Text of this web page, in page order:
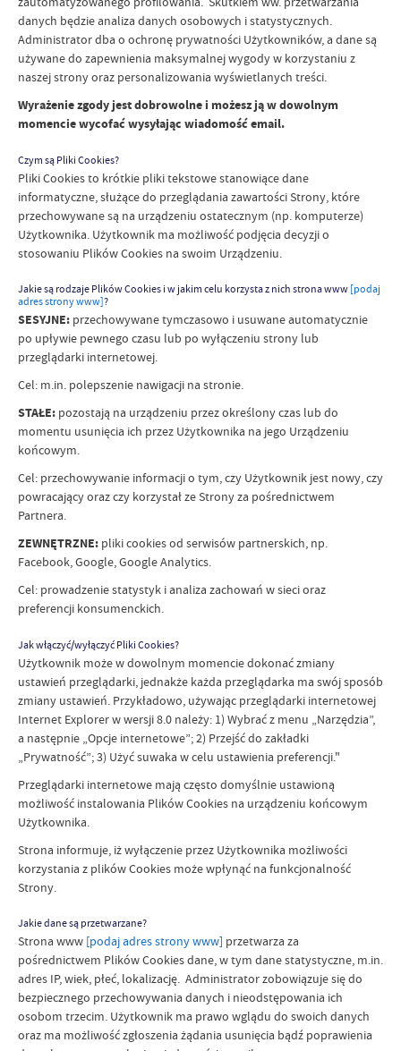
danych będzie analiza danych osobowych i statystycznych.
Administrator dba o ochronę prywatności Użytkowników, a dane są
używane do zapewnienia maksymalnej wygody w korzystaniu z
naszej strony oraz personalizowania wyświetlanych treści.
Wyrażenie zgody jest dobrowolne i możesz ją w dowolnym
momencie wycofać wysyłając wiadomość email.
Czym są Pliki Cookies?
Pliki Cookies to krótkie pliki tekstowe stanowiące dane
informatyczne, służące do przeglądania zawartości Strony, które
przechowywane są na urządzeniu ostatecznym (np. komputerze)
Użytkownika. Użytkownik ma możliwość podjęcia decyzji o
stosowaniu Plików Cookies na swoim Urządzeniu.
Jakie są rodzaje Plików Cookies i w jakim celu korzysta z nich strona www[podaj
adres strony www]?
SESYJNE: przechowywane tymczasowo i usuwane automatycznie
po upływie pewnego czasu lub po wyłączeniu strony lub
przeglądarki internetowej.
Cel: m.in. polepszenie nawigacji na stronie.
STAŁE: pozostają na urządzeniu przez określony czas lub do
momentu usunięcia ich przez Użytkownika na jego Urządzeniu
końcowym.
Cel: przechowywanie informacji o tym, czy Użytkownik jest nowy, czy
powracający oraz czy korzystał ze Strony za pośrednictwem
Partnera.
ZEWNĘTRZNE: pliki cookies od serwisów partnerskich, np.
Facebook, Google, Google Analytics.
Cel: prowadzenie statystyk i analiza zachowań w sieci oraz
preferencji konsumenckich.
Jak włączyć/wyłączyć Pliki Cookies?
Użytkownik może w dowolnym momencie dokonać zmiany
ustawień przeglądarki, jednakże każda przeglądarka ma swój sposób
zmiany ustawień. Przykładowo, używając przeglądarki internetowej
Internet Explorer w wersji 8.0 należy: 1) Wybrać z menu „Narzędzia”,
a następnie „Opcje internetowe”; 2) Przejść do zakładki
„Prywatność”; 3) Użyć suwaka w celu ustawienia preferencji."
Przeglądarki internetowe mają często domyślnie ustawioną
możliwość instalowania Plików Cookies na urządzeniu końcowym
Użytkownika.
Strona informuje, iż wyłączenie przez Użytkownika możliwości
korzystania z plików Cookies może wpłynąć na funkcjonalność
Strony.
Jakie dane są przetwarzane?
Strona www [podaj adres strony www] przetwarza za
pośrednictwem Plików Cookies dane, w tym dane statystyczne, m.in.
adres IP, wiek, płeć, lokalizację. Administrator zobowiązuje się do
bezpiecznego przechowywania danych i nieodstępowania ich
osobom trzecim. Użytkownik ma prawo wglądu do swoich danych
oraz ma możliwość zgłoszenia żądania usunięcia bądź poprawienia